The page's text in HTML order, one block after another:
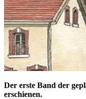
Der erste Band der
erschienen.